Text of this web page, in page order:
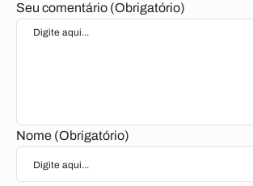
Seu comentário (Obrigatório)
Nome (Obrigatório)